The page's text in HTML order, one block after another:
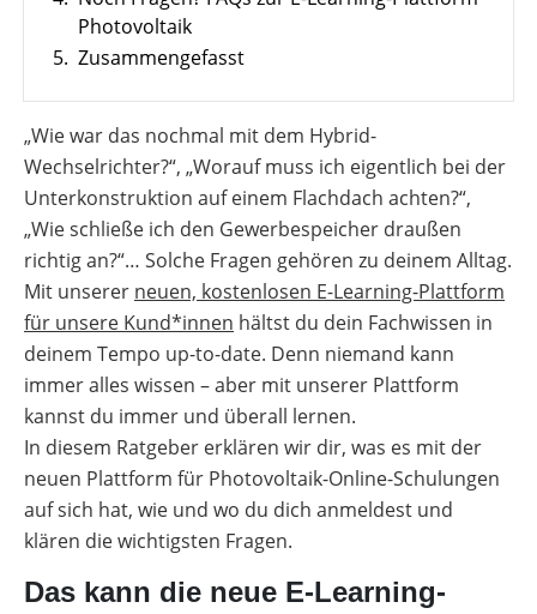
Wärmepumpe
Voraussetzungen
berechnen
Auslegungstools
Unabhängigkeitsrechner
Marktstammdatenregister
Photovoltaik
5. Zusammengefasst
„Wie war das nochmal mit dem Hybrid-
Wechselrichter?“, „Worauf muss ich eigentlich bei der
Unterkonstruktion auf einem Flachdach achten?“,
„Wie schließe ich den Gewerbespeicher draußen
richtig an?“… Solche Fragen gehören zu deinem Alltag.
Mit unserer neuen, kostenlosen E-Learning-Plattform
für unsere Kund*innen hältst du dein Fachwissen in
deinem Tempo up-to-date. Denn niemand kann
immer alles wissen – aber mit unserer Plattform
kannst du immer und überall lernen.
In diesem Ratgeber erklären wir dir, was es mit der
neuen Plattform für Photovoltaik-Online-Schulungen
auf sich hat, wie und wo du dich anmeldest und
klären die wichtigsten Fragen.
Das kann die neue E-Learning-